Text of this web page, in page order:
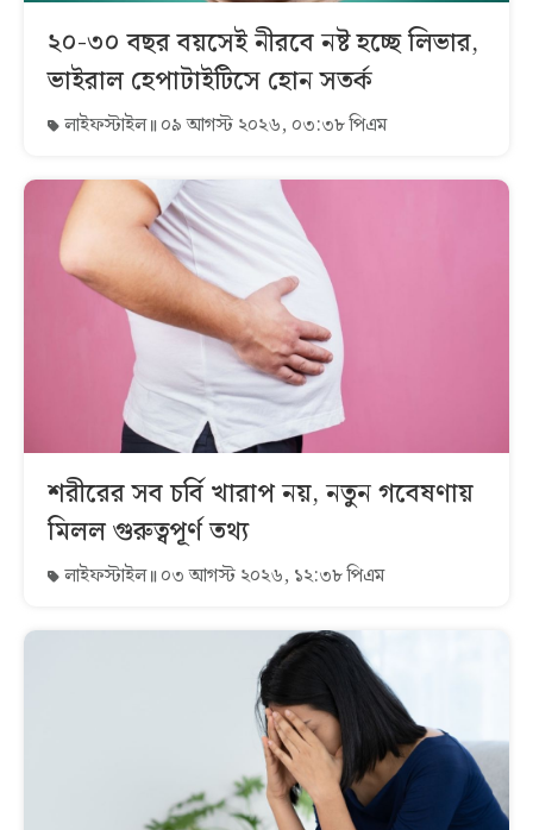
২০-৩০ বছর বয়সেই নীরবে নষ্ট হচ্ছে লিভার,
ভাইরাল হেপাটাইটিসে হোন সতর্ক
লাইফস্টাইল ০৯ আগস্ট ২০২৬, ০৩:৩৮ পিএম
শরীরের সব চর্বি খারাপ নয়, নতুন গবেষণায়
মিলল গুরুত্বপূর্ণ তথ্য
লাইফস্টাইল ০৩ আগস্ট ২০২৬, ১২:৩৮ পিএম